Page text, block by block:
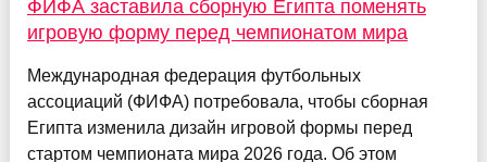
ФИФА заставила сборную Египта поменять
игровую форму перед чемпионатом мира
Международная федерация футбольных
ассоциаций (ФИФА) потребовала, чтобы сборная
Египта изменила дизайн игровой формы перед
стартом чемпионата мира 2026 года. Об этом